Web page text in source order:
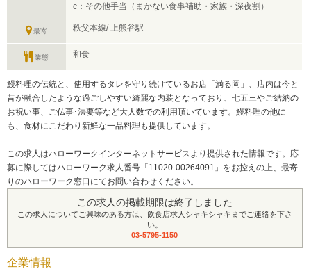
c：その他手当（まかない食事補助・家族・深夜割）
最寄 秩父本線/ 上熊谷駅
業態 和食
鰻料理の伝統と、使用するタレを守り続けているお店「満る岡」、店内は今と
昔が融合したような過ごしやすい綺麗な内装となっており、七五三やご結納の
お祝い事、ご仏事･法要等など大人数での利用頂いています。鰻料理の他に
も、食材にこだわり新鮮な一品料理も提供しています。
この求人はハローワークインターネットサービスより提供された情報です。応
募に際してはハローワーク求人番号「11020-00264091」をお控えの上、最寄
りのハローワーク窓口にてお問い合わせください。
この求人の掲載期限は終了しました
この求人についてご興味のある方は、飲食店求人シャキシャキまでご連絡を下さ
い。
03-5795-1150
企業情報